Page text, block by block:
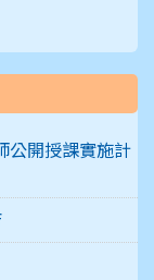
公開授課實施計